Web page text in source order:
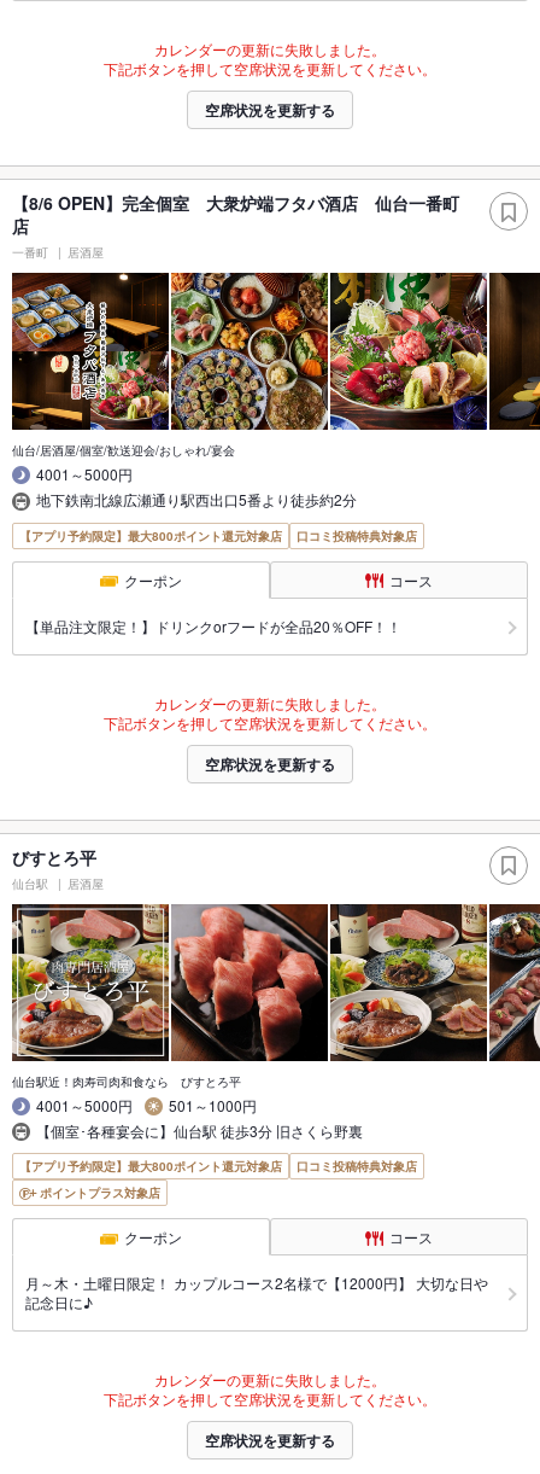
カレンダーの更新に失敗しました。
下記ボタンを押して空席状況を更新してください。
空席状況を更新する
【8/6 OPEN】完全個室 大衆炉端フタバ酒店 仙台一番町
店
一番町 居酒屋
仙台/居酒屋/個室/歓送迎会/おしゃれ/宴会
4001～5000円
地下鉄南北線広瀬通り駅西出口5番より徒歩約2分
【アプリ予約限定】最大800ポイント還元対象店 口コミ投稿特典対象店
クーポン コース
【単品注文限定！】ドリンクorフードが全品20％OFF！！
カレンダーの更新に失敗しました。
下記ボタンを押して空席状況を更新してください。
空席状況を更新する
びすとろ平
仙台駅 居酒屋
仙台駅近！肉寿司肉和食なら びすとろ平
4001～5000円
501～1000円
【個室･各種宴会に】仙台駅 徒歩3分 旧さくら野裏
【アプリ予約限定】最大800ポイント還元対象店
口コミ投稿特典対象店
ポイントプラス対象店
クーポン コース
月～木・土曜日限定！ カップルコース2名様で【12000円】 大切な日や
記念日に♪
カレンダーの更新に失敗しました。
下記ボタンを押して空席状況を更新してください。
空席状況を更新する